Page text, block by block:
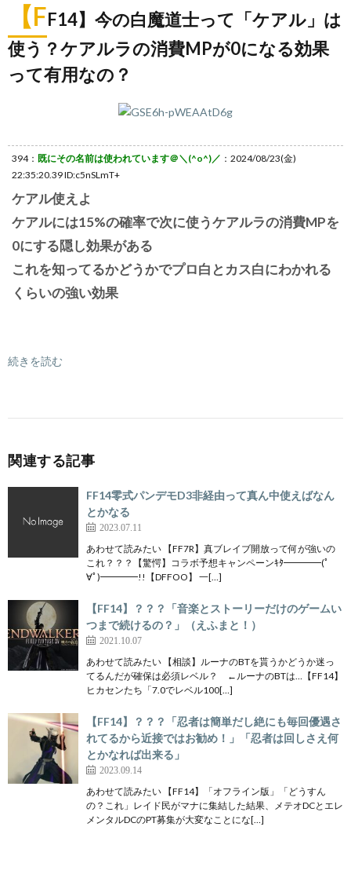
【FF14】今の白魔道士って「ケアル」は
使う？ケアルラの消費MPが0になる効果
って有用なの？
394： 既にその名前は使われています＠＼(^o^)／ ：2024/08/23(金)
22:35:20.39 ID:c5nSLmT+
ケアル使えよ
ケアルには15%の確率で次に使うケアルラの消費MPを
0にする隠し効果がある
これを知ってるかどうかでプロ白とカス白にわかれる
くらいの強い効果
続きを読む
関連する記事
FF14零式パンデモD3非経由って真ん中使えばなん
とかなる
2023.07.11
あわせて読みたい 【FF7R】真ブレイブ開放って何が強いの
これ？？？【驚愕】コラボ予想キャンペーンｷﾀ━━━━(ﾟ
∀ﾟ)━━━━!!【DFFOO】 一[…]
【FF14】？？？「音楽とストーリーだけのゲームい
つまで続けるの？」（えふまと！）
2021.10.07
あわせて読みたい 【相談】ルーナのBTを貰うかどうか迷っ
てるんだが確保は必須レベル？ ←ルーナのBTは…【FF14】
ヒカセンたち「7.0でレベル100[…]
【FF14】？？？「忍者は簡単だし絶にも毎回優遇さ
れてるから近接ではお勧め！」「忍者は回しさえ何
とかなれば出来る」
2023.09.14
あわせて読みたい 【FF14】「オフライン版」「どうすん
の？これ」レイド民がマナに集結した結果、メテオDCとエレ
メンタルDCのPT募集が大変なことにな[…]